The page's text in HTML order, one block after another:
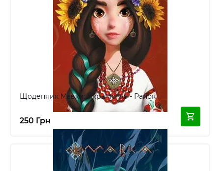
Щоденник Мавки: Україночка - Ранок
250 Грн